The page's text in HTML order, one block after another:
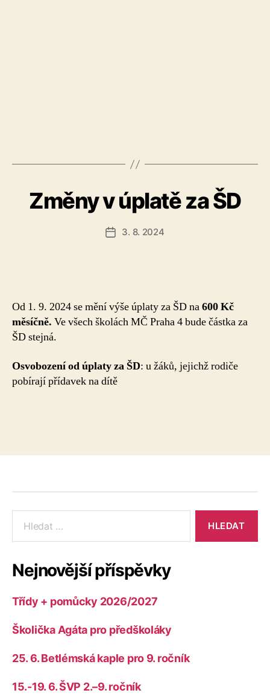
Změny v úplatě za ŠD
Datum
3. 8. 2024
Od 1. 9. 2024 se mění výše úplaty za ŠD na600 Kč
měsíčně. Ve všech školách MČ Praha 4 bude částka za
ŠD stejná.
Osvobození od úplaty za ŠD: u žáků, jejichž rodiče
pobírají přídavek na dítě
vyhledávání:
Nejnovější příspěvky
Třídy + pomůcky 2026/2027
Školička Agáta pro předškoláky
25. 6. Betlémská kaple pro 9. ročník
15.-19. 6. ŠVP 2.–9. ročník